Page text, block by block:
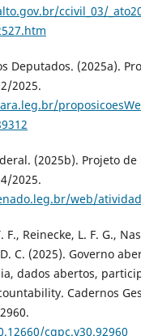
ccivil_03/
Deputados. (2025a).
2025.
(2025b). Projeto de
2025.
web/
F., Reinecke, L. F. G.,
C. (2025). Governo
dados abertos,
Cadernos
cgpc.v30.92960